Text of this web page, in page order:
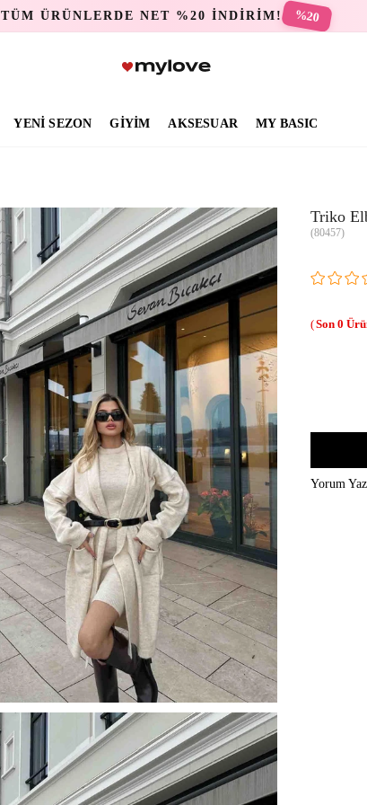
TÜM ÜRÜNLERDE NET %20 İNDİRİM! %20
YENİ SEZON GİYİM AKSESUAR MY BASIC
Triko
(80457)
0
Yorum Yaz